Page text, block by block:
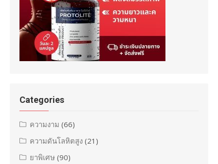
Categories
ความงาม (66)
ความดันโลหิตสูง (21)
ยาพิเศษ (90)